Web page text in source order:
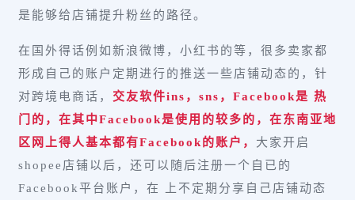
是能够给店铺提升粉丝的路径。
在国外得话例如新浪微博，小红书的等，很多卖家都
形成自己的账户定期进行的推送一些店铺动态的，针
对跨境电商话， 交友软件ins，sns，Facebook是 热
门的，在其中Facebook是使用的较多的，在东南亚地
区网上得人基本都有Facebook的账户， 大家开启
shopee店铺以后，还可以随后注册一个自已的
Facebook平台账户，在 上不定期分享自己店铺动态